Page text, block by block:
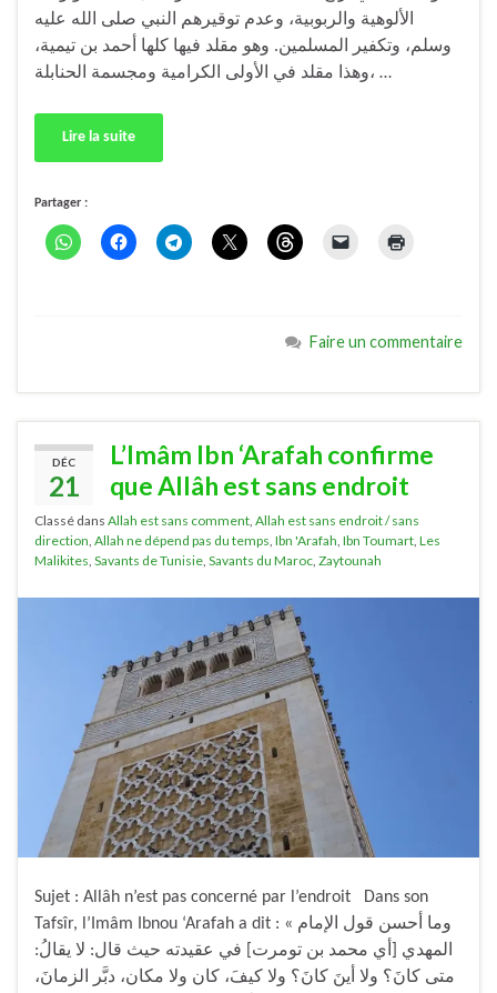
الألوهية والربوبية، وعدم توقيرهم النبي صلى الله عليه
وسلم، وتكفير المسلمين. وهو مقلد فيها كلها أحمد بن تيمية،
وهذا مقلد في الأولى الكرامية ومجسمة الحنابلة، …
Lire la suite
Partager :
Faire un commentaire
DÉC
21
L’Imâm Ibn ‘Arafah confirme
que Allâh est sans endroit
Classé dans Allah est sans comment Allah est sans endroit / sans
direction Allah ne dépend pas du temps Ibn 'Arafah Ibn Toumart Les
Malikites Savants de Tunisie Savants du Maroc Zaytounah
Sujet : Allâh n’est pas concerné par l’endroit Dans son
Tafsîr, l’Imâm Ibnou ‘Arafah a dit : « وما أحسن قول الإمام
المهدي [أي محمد بن تومرت] في عقيدته حيث قال: لا يقالُ:
متى كانَ؟ ولا أينَ كانَ؟ ولا كيفَ، كان ولا مكان، دبَّر الزمانَ،